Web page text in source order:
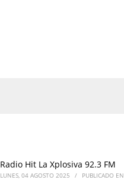
Radio Hit La Xplosiva 92.3 FM
LUNES, 04 AGOSTO 2025 / PUBLICADO EN